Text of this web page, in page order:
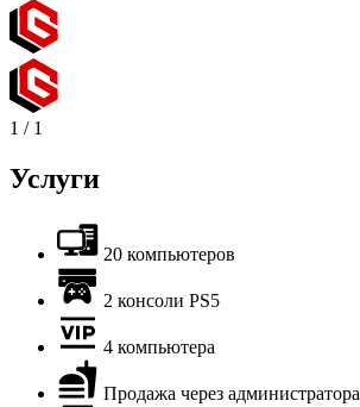
1 / 1
Услуги
20 компьютеров
2 консоли PS5
4 компьютера
Продажа через администратора